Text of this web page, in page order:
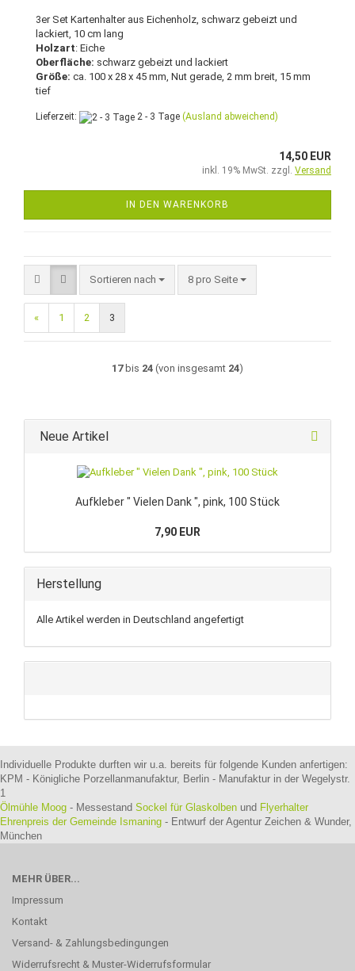
3er Set Kartenhalter aus Eichenholz, schwarz gebeizt und
lackiert, 10 cm lang
Holzart: Eiche
Oberfläche: schwarz gebeizt und lackiert
Größe: ca. 100 x 28 x 45 mm, Nut gerade, 2 mm breit, 15 mm
tief
Lieferzeit: 2 - 3 Tage (Ausland abweichend)
14,50 EUR
inkl. 19% MwSt. zzgl. Versand
IN DEN WARENKORB
Sortieren nach
Sortieren nach 8 pro Seite
pro Seite
« 1 2 3
17bis 24 (von insgesamt 24)
Neue Artikel
Aufkleber " Vielen Dank ", pink, 100 Stück
7,90 EUR
Herstellung
Alle Artikel werden in Deutschland angefertigt
Individuelle Produkte durften wir u.a. bereits für folgende Kunden anfertigen:
KPM - Königliche Porzellanmanufaktur, Berlin - Manufaktur in der Wegelystr.
1
Ölmühle Moog - Messestand Sockel für Glaskolben und Flyerhalter
Ehrenpreis der Gemeinde Ismaning - Entwurf der Agentur Zeichen & Wunder,
München
MEHR ÜBER...
Impressum
Kontakt
Versand- & Zahlungsbedingungen
Widerrufsrecht & Muster-Widerrufsformular